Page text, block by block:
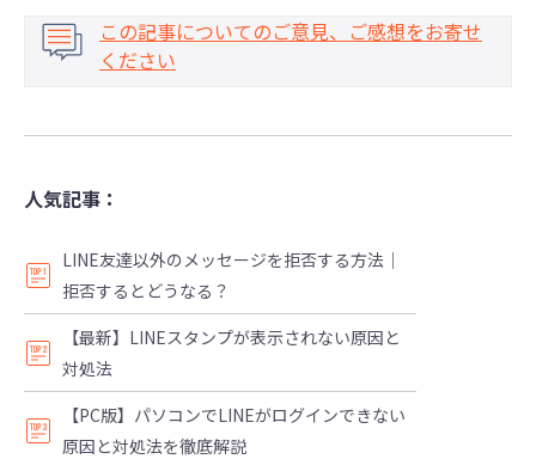
この記事についてのご意見、ご感想をお寄せ
ください
人気記事：
LINE友達以外のメッセージを拒否する方法｜
拒否するとどうなる？
【最新】LINEスタンプが表示されない原因と
対処法
【PC版】パソコンでLINEがログインできない
原因と対処法を徹底解説